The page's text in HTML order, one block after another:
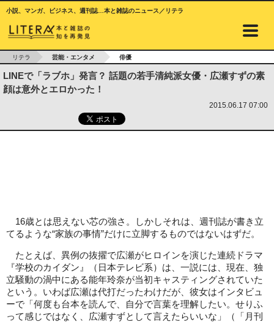
小説、マンガ、ビジネス、週刊誌…本と雑誌のニュース／リテラ
リテラ 芸能・エンタメ 俳優
LINEで「ラブホ」発言？ 話題の若手清純派女優・広瀬すずの素
顔は意外とエロかった！
2015.06.17 07:00
16歳とは思えない芯の強さ。しかしそれは、週刊誌が書き立
てるような“家族の事情”だけに立脚するものではないはずだ。
たとえば、異例の抜擢で広瀬がヒロインを演じた連続ドラマ
『学校のカイダン』（日本テレビ系）は、一説には、現在、独
立騒動の渦中にある能年玲奈が当初キャスティングされていた
という。いわば広瀬は代打だったわけだが、彼女はインタビュ
ーで「何度も台本を読んで、自分で言葉を理解したい。せりふ
って感じではなく、広瀬すずとして言えたらいいな」（「月刊